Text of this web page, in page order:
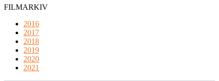
FILMARKIV
2016
2017
2018
2019
2020
2021